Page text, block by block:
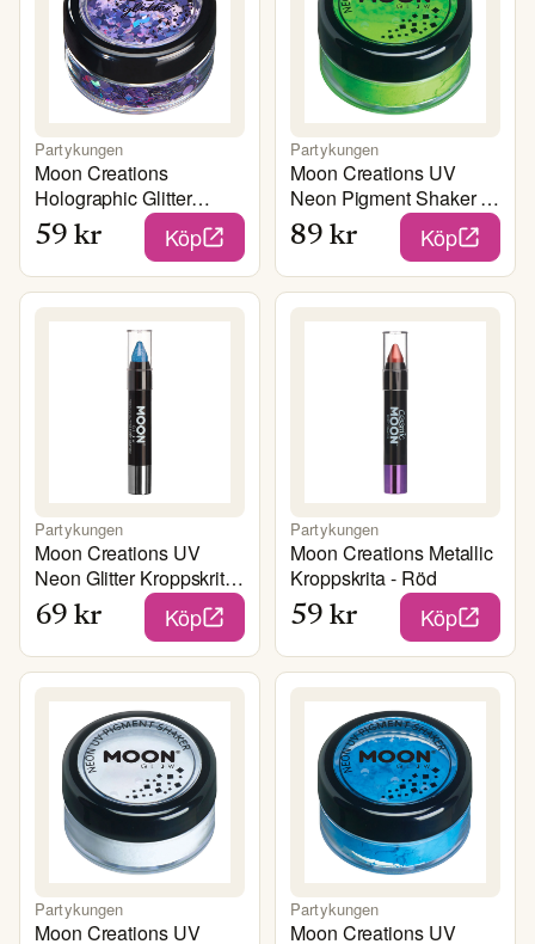
Partykungen
Moon Creations
Holographic Glitter
Shapes - Lila
59 kr Köp
Partykungen
Moon Creations UV
Neon Pigment Shaker -
Grön
89 kr Köp
Partykungen
Moon Creations UV
Neon Glitter Kroppskrita
- Blå
69 kr Köp
Partykungen
Moon Creations Metallic
Kroppskrita - Röd
59 kr Köp
Partykungen
Moon Creations UV
Partykungen
Moon Creations UV